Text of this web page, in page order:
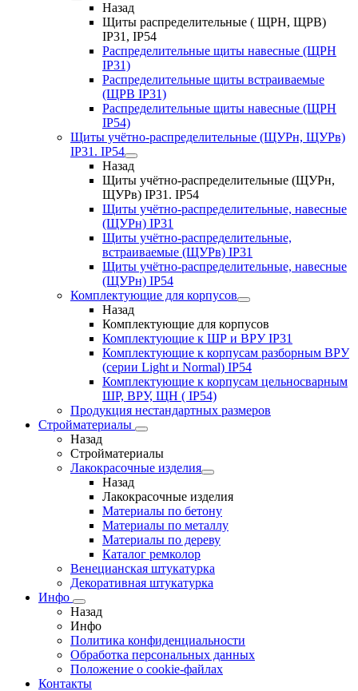
Назад
Щиты распределительные ( ЩРН, ЩРВ)
IP31, IP54
Распределительные щиты навесные (ЩРН
IP31)
Распределительные щиты встраиваемые
(ЩРВ IP31)
Распределительные щиты навесные (ЩРН
IP54)
Щиты учётно-распределительные (ЩУРн, ЩУРв)
IP31. IP54
Назад
Щиты учётно-распределительные (ЩУРн,
ЩУРв) IP31. IP54
Щиты учётно-распределительные, навесные
(ЩУРн) IP31
Щиты учётно-распределительные,
встраиваемые (ЩУРв) IP31
Щиты учётно-распределительные, навесные
(ЩУРн) IP54
Комплектующие для корпусов
Назад
Комплектующие для корпусов
Комплектующие к ШР и ВРУ IP31
Комплектующие к корпусам разборным ВРУ
(серии Light и Normal) IP54
Комплектующие к корпусам цельносварным
ШР, ВРУ, ЩН ( IP54)
Продукция нестандартных размеров
Стройматериалы
Назад
Стройматериалы
Лакокрасочные изделия
Назад
Лакокрасочные изделия
Материалы по бетону
Материалы по металлу
Материалы по дереву
Каталог ремколор
Венецианская штукатурка
Декоративная штукатурка
Инфо
Назад
Инфо
Политика конфиденциальности
Обработка персональных данных
Положение о cookie-файлах
Контакты